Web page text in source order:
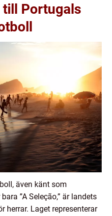
Portugals
även känt som
”A Seleção,” är landets
Laget representerar